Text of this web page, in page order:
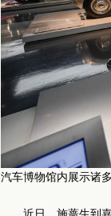
汽车博物馆内展示诸